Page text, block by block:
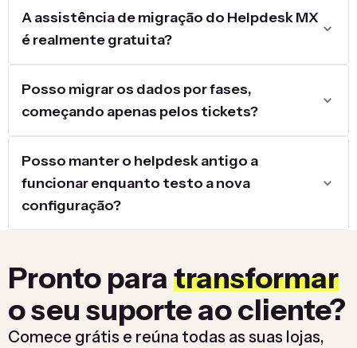
A assistência de migração do Helpdesk MX
é realmente gratuita?
Posso migrar os dados por fases,
começando apenas pelos tickets?
Posso manter o helpdesk antigo a
funcionar enquanto testo a nova
configuração?
Pronto para transformar
o seu suporte ao cliente?
Comece grátis e reúna todas as suas lojas,